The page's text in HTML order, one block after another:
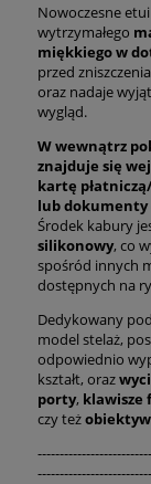
Nowoczesne
wytrzymałego
miękkiego w
przed
oraz nadaje
wygląd.
W wewnątrz
znajduje się
kartę
lub dokumenty
Środek kabury
silikonowy, co
spośród innych
dostępnych na
Dedykowany
model stelaż,
odpowiednio
kształt, oraz
porty, klawisze
czy też